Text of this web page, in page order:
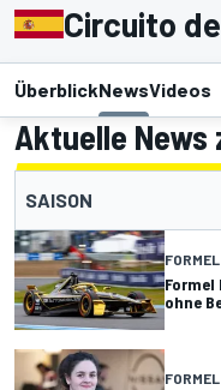
Circuito
ÜberblickNewsVideos
Aktuelle News
SAISON
Formel
ohne